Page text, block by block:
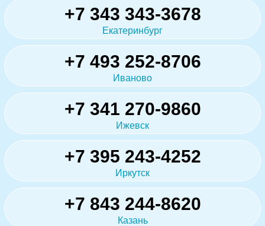
+7 343 343-3678
Екатеринбург
+7 493 252-8706
Иваново
+7 341 270-9860
Ижевск
+7 395 243-4252
Иркутск
+7 843 244-8620
Казань